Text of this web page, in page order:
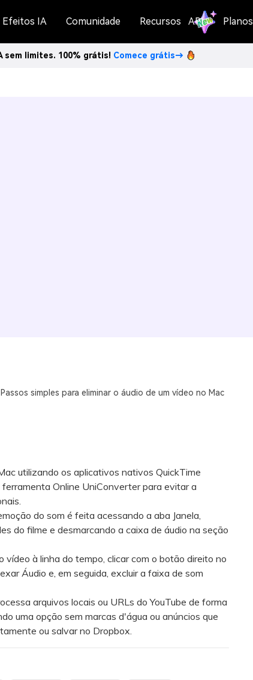
Efeitos IA Comunidade Recursos API Planos
sem limites. 100% grátis! Comece grátis→
Passos simples para eliminar o áudio de um vídeo no Mac
utilizando os aplicativos nativos QuickTime
Online UniConverter para evitar a
do som é feita acessando a aba Janela,
do filme e desmarcando a caixa de áudio na seção
à linha do tempo, clicar com o botão direito no
Áudio e, em seguida, excluir a faixa de som
arquivos locais ou URLs do YouTube de forma
uma opção sem marcas d'água ou anúncios que
ou salvar no Dropbox.